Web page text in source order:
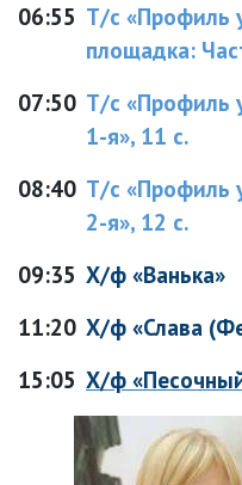
06:55 Т/с «Профиль
площадка:
07:50 Т/с «Профиль
1-я», 11 с.
08:40 Т/с «Профиль
2-я», 12 с.
09:35 Х/ф «Ванька»
11:20 Х/ф «Слава
15:05 Х/ф